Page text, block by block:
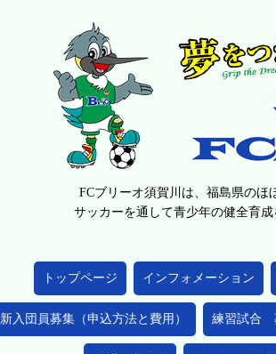
FCブリーオ須賀川は、福島県のほ
サッカーを通して青少年の健全育
トップページ インフォメーション
新入団員募集（申込方法と費用） 練習試合